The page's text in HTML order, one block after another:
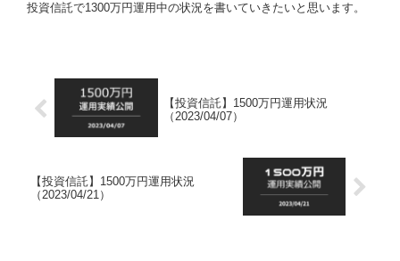
投資信託で1300万円運用中の状況を書いていきたいと思います。
【投資信託】1500万円運用状況
（2023/04/07）
【投資信託】1500万円運用状況
（2023/04/21）